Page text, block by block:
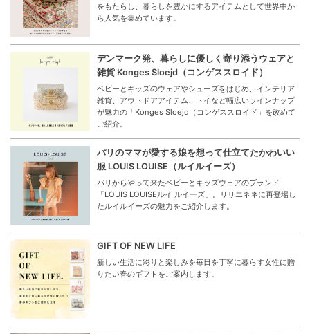
をもたらし、暮らしを豊かにするアイテムとして世界中か
ら人気を集めています。
デンマーク発、暮らしに優しく寄り添うウェアと
雑貨 Konges Sloejd（コンゲススロイド）
ベビーとキッズのウェアやシューズをはじめ、インテリア
雑貨、アウトドアアイテム、トイなど幅広いラインナップ
が魅力の「Konges Sloejd（コンゲススロイド」を改めて
ご紹介。
パリのママが愛する娘を想って仕立てたかわいい
服 LOUIS LOUISE（ルイルイーズ）
パリからやって来たベビーとキッズウェアのブランド
「LOUIS LOUISEルイ ルイーズ」。リリエネネに再登場し
たルイルイーズの魅力をご紹介します。
GIFT OF NEW LIFE
新しい生活に彩りと楽しみを毎日を丁寧に暮らす女性に贈
りたい春のギフトをご案内します。